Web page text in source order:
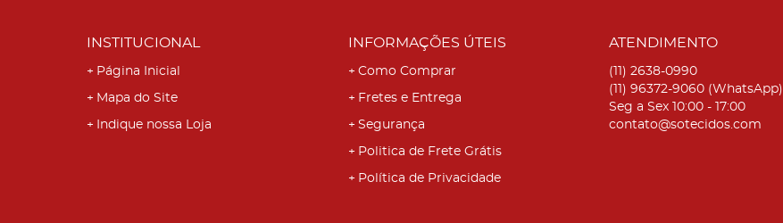
INSTITUCIONAL
Página Inicial
Mapa do Site
Indique nossa Loja
INFORMAÇÕES ÚTEIS
Como Comprar
Fretes e Entrega
Segurança
Politica de Frete Grátis
Política de Privacidade
ATENDIMENTO
(11) 2638-0990
(11) 96372-9060 (WhatsApp)
Seg a Sex 10:00 - 17:00
contato@sotecidos.com